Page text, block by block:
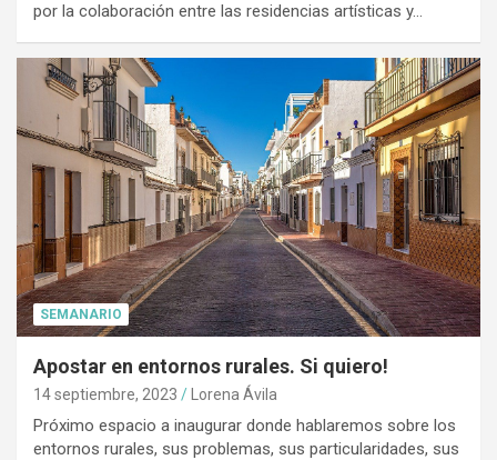
por la colaboración entre las residencias artísticas y…
SEMANARIO
Apostar en entornos rurales. Si quiero!
14 septiembre, 2023 Lorena Ávila
Próximo espacio a inaugurar donde hablaremos sobre los
entornos rurales, sus problemas, sus particularidades, sus